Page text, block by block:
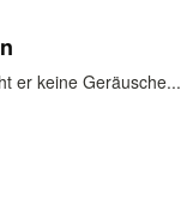
er keine Geräusche...